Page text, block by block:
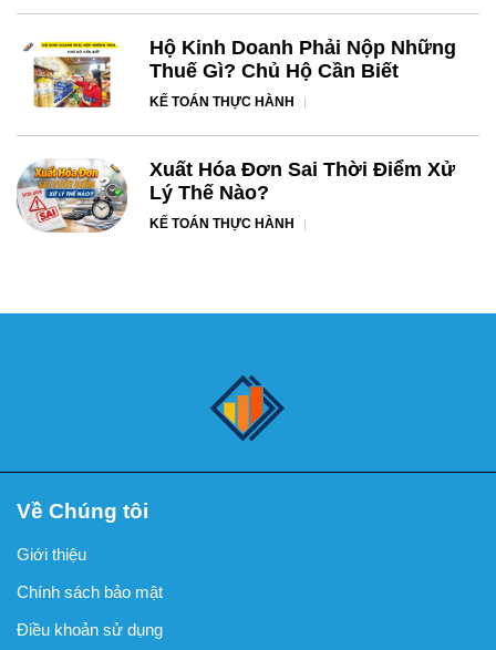
Hộ Kinh Doanh Phải Nộp Những
Thuế Gì? Chủ Hộ Cần Biết
KẾ TOÁN THỰC HÀNH
Xuất Hóa Đơn Sai Thời Điểm Xử
Lý Thế Nào?
KẾ TOÁN THỰC HÀNH
Về Chúng tôi
Giới thiệu
Chính sách bảo mật
Điều khoản sử dụng